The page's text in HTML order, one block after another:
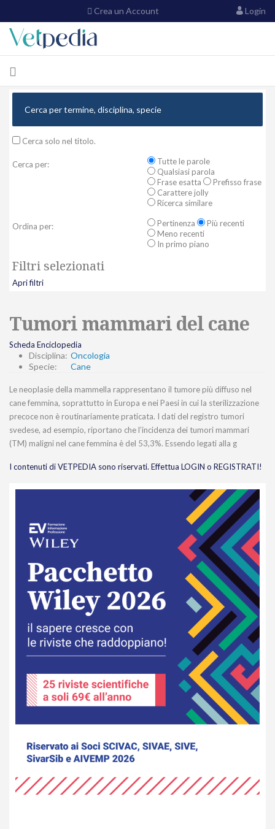
Crea un Account Login
Cerca solo nel titolo.
Cerca per:
Tutte le parole
Qualsiasi parola
Frase esatta
Prefisso frase
Carattere jolly
Ricerca similare
Ordina per: Pertinenza
Più recenti
Meno recenti
In primo piano
Filtri selezionati
Apri filtri
Tumori mammari del cane
Scheda Enciclopedia
Disciplina: Oncologia
Specie:
Cane
Le neoplasie della mammella rappresentano il tumore più diffuso nel
cane femmina, soprattutto in Europa e nei Paesi in cui la sterilizzazione
precoce non è routinariamente praticata. I dati del registro tumori
svedese, ad esempio, riportano che l’incidenza dei tumori mammari
(TM) maligni nel cane femmina è del 53,3%. Essendo legati alla g
I contenuti di VETPEDIA sono riservati. Effettua LOGIN o REGISTRATI!